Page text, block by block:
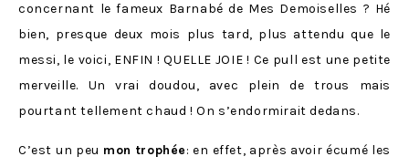
concernant le fameux Barnabé de Mes Demoiselles ? Hé
bien, presque deux mois plus tard, plus attendu que le
messi, le voici, ENFIN ! QUELLE JOIE ! Ce pull est une petite
merveille. Un vrai doudou, avec plein de trous mais
pourtant tellement chaud ! On s’endormirait dedans.
C’est un peu mon trophée: en effet, après avoir écumé les